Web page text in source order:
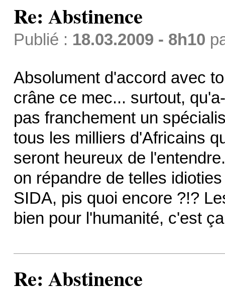
Re: Abstinence
Publié : 18.03.2009 - 8h10
Absolument d'accord avec
crâne ce mec... surtout,
pas franchement un
tous les milliers d'Africains
seront heureux de
on répandre de telles
SIDA, pis quoi encore ?!?
bien pour l'humanité, c'est
Re: Abstinence